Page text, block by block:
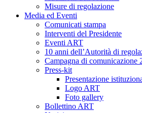
Misure di regolazione
Media ed Eventi
Comunicati stampa
Interventi del Presidente
Eventi ART
10 anni dell’Autorità di
Campagna di comunicazione
Press-kit
Presentazione
Logo ART
Foto gallery
Bollettino ART